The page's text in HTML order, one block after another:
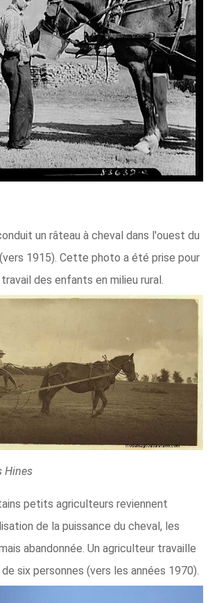
un râteau à cheval dans l'ouest du
1915). Cette photo a été prise pour
des enfants en milieu rural.
Hines
petits agriculteurs reviennent
de la puissance du cheval, les
abandonnée. Un agriculteur travaille
six personnes (vers les années 1970).